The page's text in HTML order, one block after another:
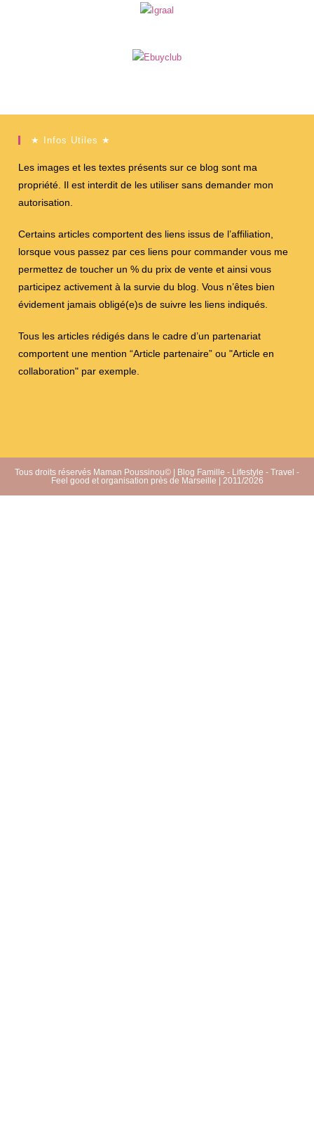
★ Infos Utiles ★
Les images et les textes présents sur ce blog sont ma
propriété. Il est interdit de les utiliser sans demander mon
autorisation.
Certains articles comportent des liens issus de l’affiliation,
lorsque vous passez par ces liens pour commander vous me
permettez de toucher un % du prix de vente et ainsi vous
participez activement à la survie du blog. Vous n’êtes bien
évidement jamais obligé(e)s de suivre les liens indiqués.
Tous les articles rédigés dans le cadre d’un partenariat
comportent une mention “Article partenaire” ou "Article en
collaboration" par exemple.
Tous droits réservés Maman Poussinou© | Blog Famille - Lifestyle - Travel -
Feel good et organisation près de Marseille | 2011/2026